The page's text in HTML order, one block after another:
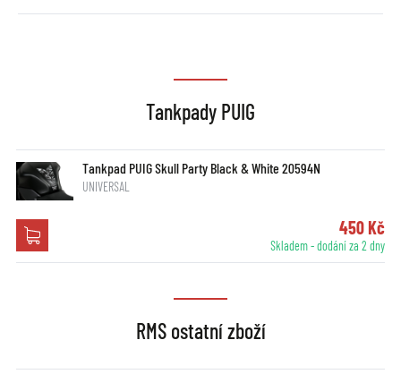
Tankpady PUIG
Tankpad PUIG Skull Party Black & White 20594N
UNIVERSAL
450 Kč
Skladem - dodání za 2 dny
RMS ostatní zboží